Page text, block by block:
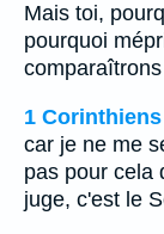
Mais toi,
pourquoi
1
car je ne me
pas pour cela
juge, c'est le